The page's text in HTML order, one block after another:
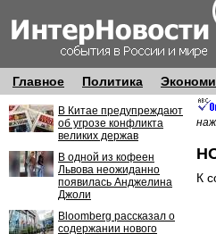
Главное Политика
В Китае предупреждают
об угрозе конфликта
великих держав
В одной из кофеен
Львова неожиданно
появилась Анджелина
Джоли
Bloomberg рассказал о
содержании нового
К